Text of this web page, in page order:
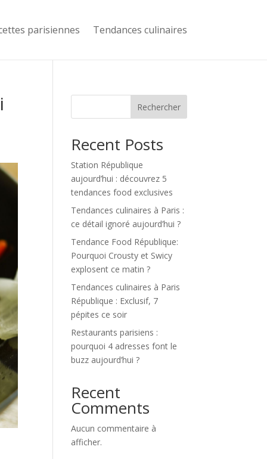
parisiennes Tendances culinaires
Rechercher
Recent Posts
Station République
aujourd’hui : découvrez 5
tendances food exclusives
Tendances culinaires à Paris :
ce détail ignoré aujourd’hui ?
Tendance Food République:
Pourquoi Crousty et Swicy
explosent ce matin ?
Tendances culinaires à Paris
République : Exclusif, 7
pépites ce soir
Restaurants parisiens :
pourquoi 4 adresses font le
buzz aujourd’hui ?
Recent
Comments
Aucun commentaire à
afficher.